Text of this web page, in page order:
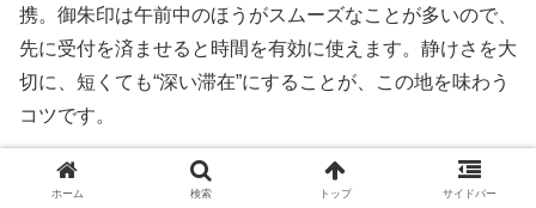
携。御朱印は午前中のほうがスムーズなことが多いので、
先に受付を済ませると時間を有効に使えます。静けさを大
切に、短くても“深い滞在”にすることが、この地を味わう
コツです。
持ち物・安全・エチケットのまとめ
ホーム 検索 トップ サイドバー